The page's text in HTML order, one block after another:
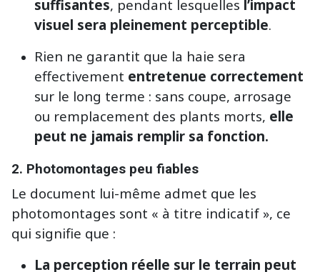
suffisantes, pendant lesquelles l’impact
visuel sera pleinement perceptible.
Rien ne garantit que la haie sera
effectivement entretenue correctement
sur le long terme : sans coupe, arrosage
ou remplacement des plants morts, elle
peut ne jamais remplir sa fonction.
2. Photomontages peu fiables
Le document lui-même admet que les
photomontages sont « à titre indicatif », ce
qui signifie que :
La perception réelle sur le terrain peut